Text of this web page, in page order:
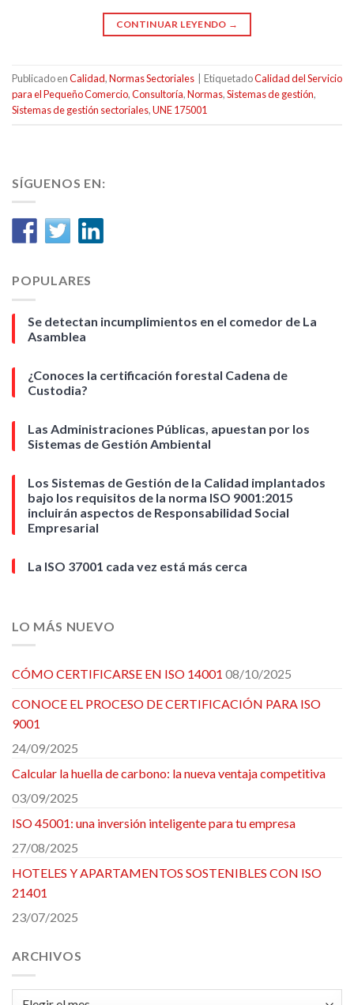
CONTINUAR LEYENDO →
Publicado enCalidad,Normas Sectoriales EtiquetadoCalidad del Servicio
para el Pequeño Comercio,Consultoría,Normas,Sistemas de gestión,
Sistemas de gestión sectoriales,UNE 175001
SÍGUENOS EN:
POPULARES
Se detectan incumplimientos en el comedor de La
Asamblea
¿Conoces la certificación forestal Cadena de
Custodia?
Las Administraciones Públicas, apuestan por los
Sistemas de Gestión Ambiental
Los Sistemas de Gestión de la Calidad implantados
bajo los requisitos de la norma ISO 9001:2015
incluirán aspectos de Responsabilidad Social
Empresarial
La ISO 37001 cada vez está más cerca
LO MÁS NUEVO
CÓMO CERTIFICARSE EN ISO 14001 08/10/2025
CONOCE EL PROCESO DE CERTIFICACIÓN PARA ISO
9001
24/09/2025
Calcular la huella de carbono: la nueva ventaja competitiva
03/09/2025
ISO 45001: una inversión inteligente para tu empresa
27/08/2025
HOTELES Y APARTAMENTOS SOSTENIBLES CON ISO
21401
23/07/2025
ARCHIVOS
Archivos